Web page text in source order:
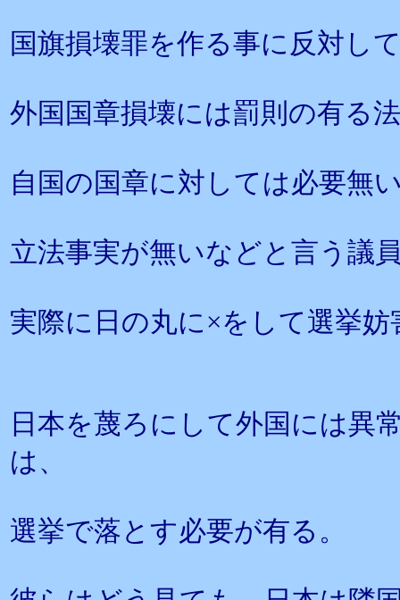
国旗損壊罪を作る事に反対し
外国国章損壊には罰則の有る
自国の国章に対しては必要無
立法事実が無いなどと言う議
実際に日の丸に×をして選挙
日本を蔑ろにして外国には異
は、
選挙で落とす必要が有る。